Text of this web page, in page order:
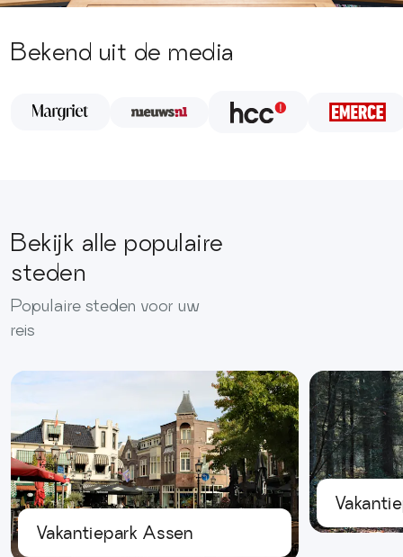
Bekend uit de media
Bekijk alle populaire
steden
Populaire steden voor uw
reis
Vakantiepark Assen